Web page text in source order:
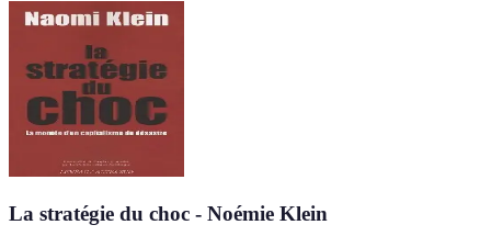
La stratégie du choc - Noémie Klein